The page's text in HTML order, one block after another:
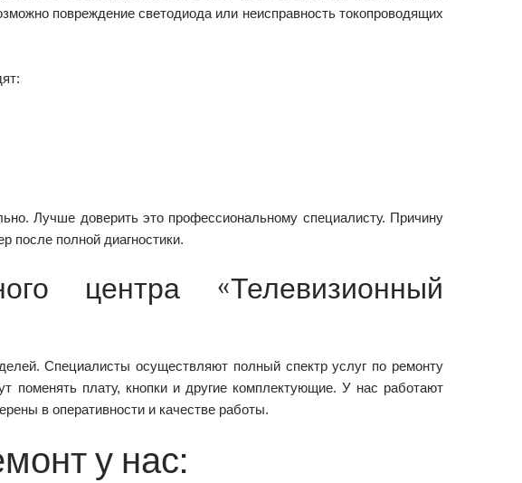
повреждение светодиода или неисправность токопроводящих
Лучше доверить это профессиональному специалисту. Причину
после полной диагностики.
центра «Телевизионный
Специалисты осуществляют полный спектр услуг по ремонту
поменять плату, кнопки и другие комплектующие. У нас работают
в оперативности и качестве работы.
у нас: